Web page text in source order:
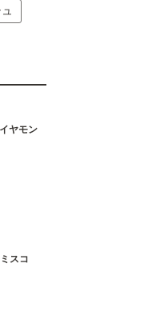
ヤモン
ミスコ